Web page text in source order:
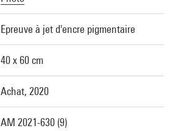
Epreuve à jet d'encre pigmentaire
40 x 60 cm
Achat, 2020
AM 2021-630 (9)